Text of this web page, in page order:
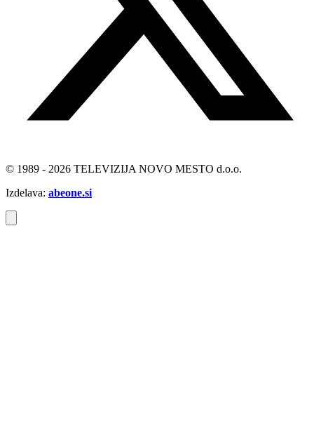
© 1989 - 2026 TELEVIZIJA NOVO MESTO d.o.o.
Izdelava: abeone.si